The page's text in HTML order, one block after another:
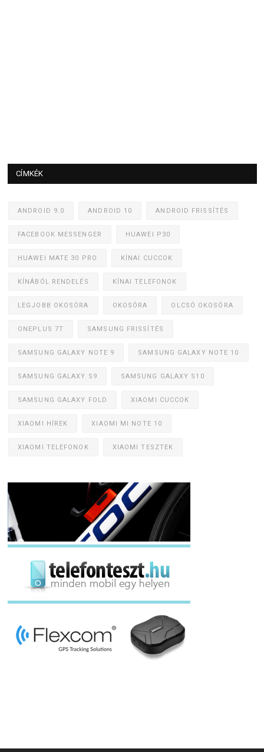
CÍMKÉK
ANDROID 9.0 ANDROID 10 ANDROID FRISSÍTÉS
FACEBOOK MESSENGER HUAWEI P30
HUAWEI MATE 30 PRO KÍNAI CUCCOK
KÍNÁBÓL RENDELÉS KÍNAI TELEFONOK
LEGJOBB OKOSÓRA OKOSÓRA OLCSÓ OKOSÓRA
ONEPLUS 7T SAMSUNG FRISSÍTÉS
SAMSUNG GALAXY NOTE 9 SAMSUNG GALAXY NOTE 10
SAMSUNG GALAXY S9 SAMSUNG GALAXY S10
SAMSUNG GALAXY FOLD XIAOMI CUCCOK
XIAOMI HÍREK XIAOMI MI NOTE 10
XIAOMI TELEFONOK XIAOMI TESZTEK